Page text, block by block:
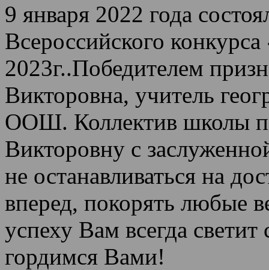
9 января 2022 года
Всероссийского
2023г..Победителем
Викторовна, учитель
ООШ. Коллектив школы
Викторовну с
не останавливаться на
вперед, покорять любые
успеху Вам всегда
гордимся Вами!